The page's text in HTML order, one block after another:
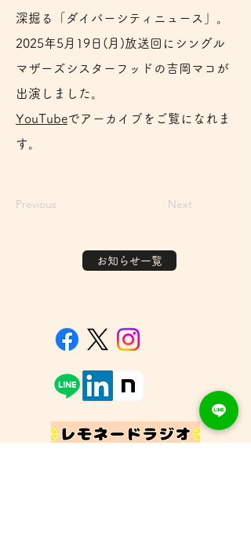
深掘る「ダイバーシティニュース」。
2025年5月19日(月)放送回にシングル
マザーズシスターフッドの吉岡マコが
出演しました。
YouTubeでアーカイブをご覧になれま
す。
Previous Next
お知らせ一覧